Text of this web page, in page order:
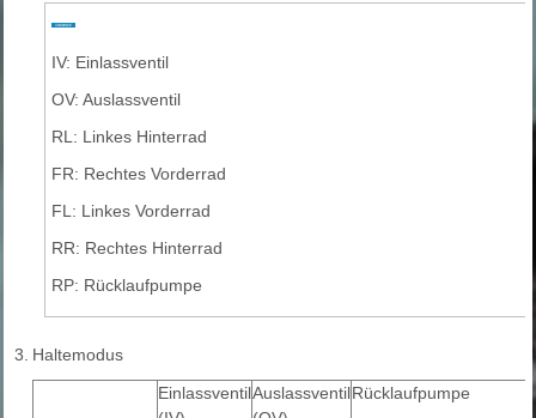
IV: Einlassventil
OV: Auslassventil
RL: Linkes Hinterrad
FR: Rechtes Vorderrad
FL: Linkes Vorderrad
RR: Rechtes Hinterrad
RP: Rücklaufpumpe
3. Haltemodus
EinlassventilAuslassventilRücklaufpumpe